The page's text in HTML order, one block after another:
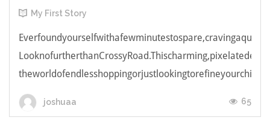
My First Story
joshuaa 65